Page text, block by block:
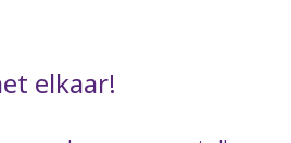
elkaar!